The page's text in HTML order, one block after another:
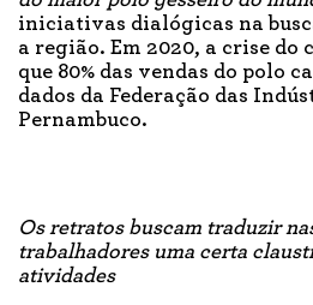
iniciativas dialógicas na
a região. Em 2020, a crise do
que 80% das vendas do polo
dados da Federação das
Pernambuco.
Os retratos buscam traduzir
trabalhadores uma certa
atividades